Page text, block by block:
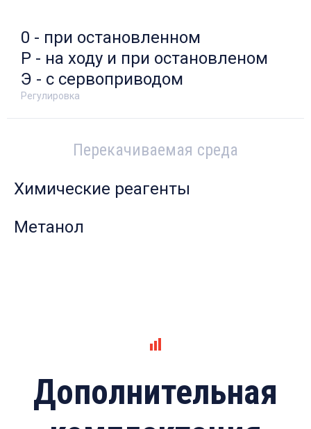
Регулировка
0 - при остановленном
Р - на ходу и при остановленом
Э - с сервоприводом
Перекачиваемая среда
Химические реагенты
Метанол
Дополнительная